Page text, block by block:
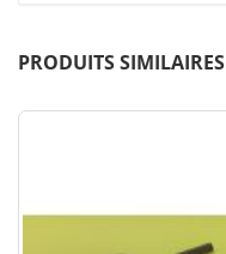
PRODUITS SIMILAIRES